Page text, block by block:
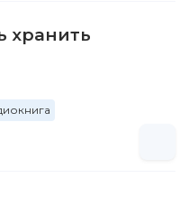
хранить